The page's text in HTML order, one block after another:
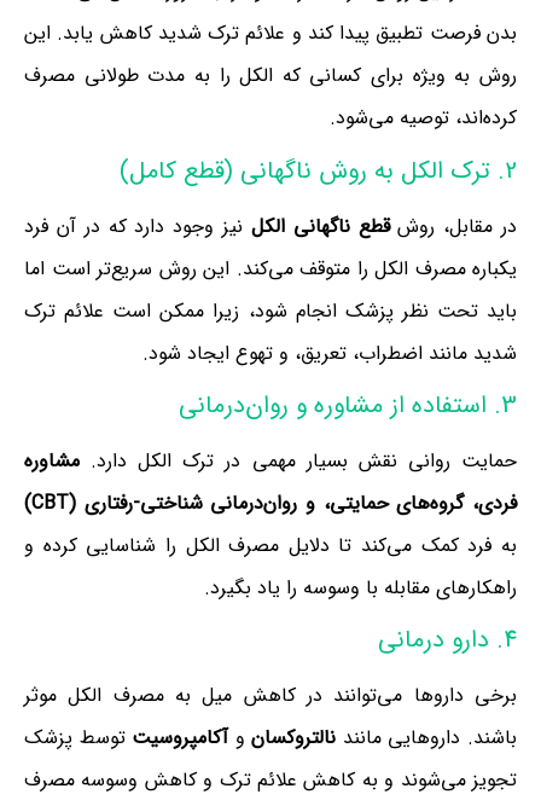
بدن فرصت تطبیق پیدا کند و علائم ترک شدید کاهش یابد. این
روش به ویژه برای کسانی که الکل را به مدت طولانی مصرف
کرده‌اند، توصیه می‌شود.
2. ترک الکل به روش ناگهانی (قطع کامل)
در مقابل، روشقطع ناگهانی الکل نیز وجود دارد که در آن فرد
یکباره مصرف الکل را متوقف می‌کند. این روش سریع‌تر است اما
باید تحت نظر پزشک انجام شود، زیرا ممکن است علائم ترک
شدید مانند اضطراب، تعریق، و تهوع ایجاد شود.
3. استفاده از مشاوره و روان‌درمانی
حمایت روانی نقش بسیار مهمی در ترک الکل دارد. مشاوره
فردی، گروه‌های حمایتی، و روان‌درمانی شناختی-رفتاری (CBT)
به فرد کمک می‌کند تا دلایل مصرف الکل را شناسایی کرده و
راهکارهای مقابله با وسوسه را یاد بگیرد.
4. دارو درمانی
برخی داروها می‌توانند در کاهش میل به مصرف الکل موثر
باشند. داروهایی مانند نالتروکسانوآکامپروسیت توسط پزشک
تجویز می‌شوند و به کاهش علائم ترک و کاهش وسوسه مصرف